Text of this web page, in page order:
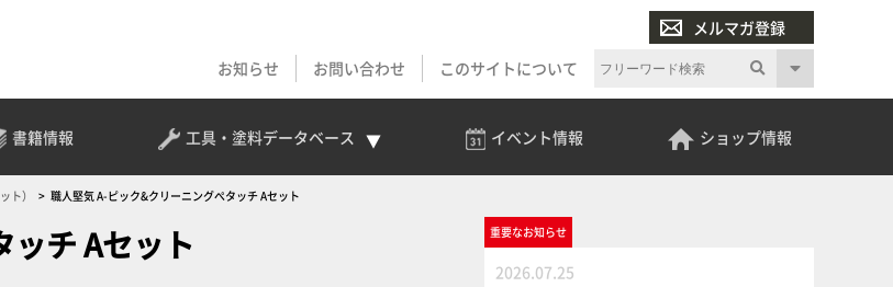
メルマガ登録
お知らせ
お問い合わせ このサイトについて
書籍情報 工具・塗料データベース イベント情報 ショップ情報
ト） 職人堅気 A-ピック&クリーニングぺタッチ Aセット
チ Aセット 重要なお知らせ
2026.07.25